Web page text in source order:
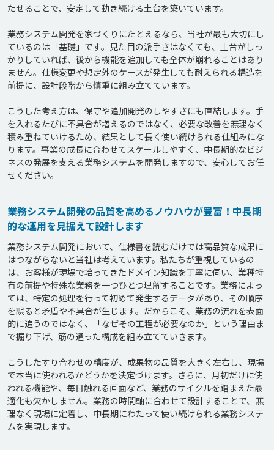
たせることで、安定して動き続ける土台を築いています。
業務システム開発を家づくりにたとえるなら、当社が最も大切にし
ているのは「基礎」です。見た目の派手さはなくても、土台がしっ
かりしていれば、後から機能を追加しても全体が崩れることはあり
ません。仕様変更や想定外のケースが発生しても耐えられる構造を
前提に、設計段階から慎重に組み立てています。
こうした考え方は、保守や追加開発のしやすさにも直結します。手
を入れるたびに不具合が増えるのではなく、必要な改善を無理なく
積み重ねていけるため、結果として長く使い続けられる仕組みにな
ります。事業の成長に合わせてスケールしやすく、中長期的なビジ
ネスの発展を支える業務システムを開発しますので、安心してお任
業務システム開発の品質を高めるノウハウが豊富！中長期
的な運用を見据えて設計します
業務システム開発において、仕様書を読むだけでは高品質な成果に
はつながらないと当社は考えています。私たちが重視しているの
は、お客様が現場で培ってきたドメイン知識を丁寧に伺い、業種特
有の前提や特殊な業務を一つひとつ理解することです。業務によっ
ては、特定の処理を行って初めて発生するデータがあり、その順序
を誤ると矛盾や不具合が生じます。だからこそ、業務の流れを表面
的に追うのではなく、「なぜその工程が必要なのか」という理由ま
で掘り下げ、筋の通った構成を組み立てていきます。
こうしたすり合わせの精度が、成果物の品質を大きく左右し、現場
で本当に使われるかどうかを決定づけます。さらに、月初だけに使
われる機能や、毎日触れる画面など、業務のサイクルを踏まえた最
適化も欠かしません。業務の時間軸に合わせて設計することで、無
理なく現場に定着し、中長期にわたって使い続けられる業務システ